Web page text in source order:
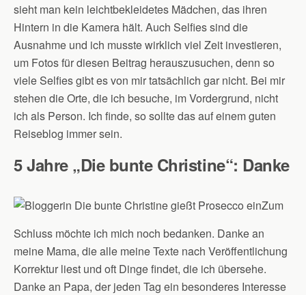
sieht man kein leichtbekleidetes Mädchen, das ihren
Hintern in die Kamera hält. Auch Selfies sind die
Ausnahme und ich musste wirklich viel Zeit investieren,
um Fotos für diesen Beitrag herauszusuchen, denn so
viele Selfies gibt es von mir tatsächlich gar nicht. Bei mir
stehen die Orte, die ich besuche, im Vordergrund, nicht
ich als Person. Ich finde, so sollte das auf einem guten
Reiseblog immer sein.
5 Jahre „Die bunte Christine“: Danke
Zum
Schluss möchte ich mich noch bedanken. Danke an
meine Mama, die alle meine Texte nach Veröffentlichung
Korrektur liest und oft Dinge findet, die ich übersehe.
Danke an Papa, der jeden Tag ein besonderes Interesse